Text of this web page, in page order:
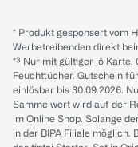
* Produkt gesponsert vom
Werbetreibenden direkt
*³ Nur mit gültiger jö Karte.
Feuchttücher. Gutschein
einlösbar bis 30.09.2026.
Sammelwert wird auf der
im Online Shop. Solange
in der BIPA Filiale möglich.